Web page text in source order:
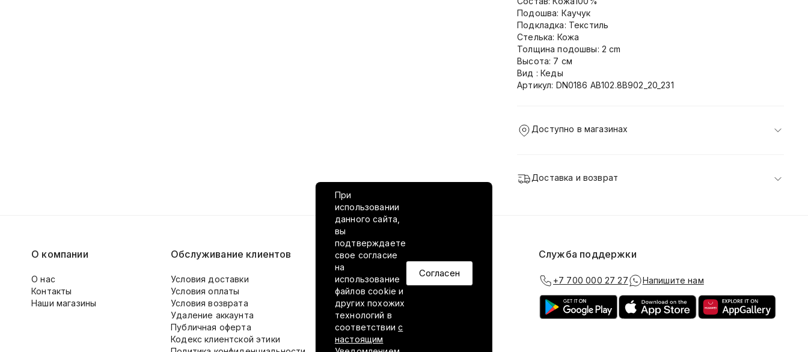
Подошва: Каучук
Подкладка: Текстиль
Стелька: Кожа
Толщина подошвы: 2 cm
Высота: 7 см
Вид : Кеды
Артикул: DN0186 AB102.8B902_20_231
Доступно в магазинах
Доставка и возврат
При
использовании
данного сайта,
вы
подтверждаете
свое согласие
на
использование
файлов cookie и
других похожих
технологий в
соответствиис
настоящим
Согласен
О компании
О нас
Контакты
Наши магазины
Обслуживание клиентов
Условия доставки
Условия оплаты
Условия возврата
Удаление аккаунта
Публичная оферта
Кодекс клиентской этики
VILED в соцсетях Служба поддержки
+7 700 000 27 27 Напишите нам